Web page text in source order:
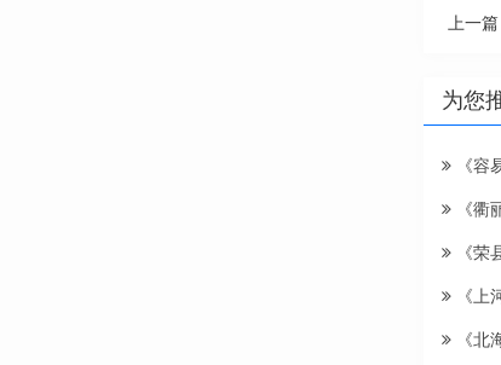
上一篇
为您
《容
《衢
《荣
《上
《北